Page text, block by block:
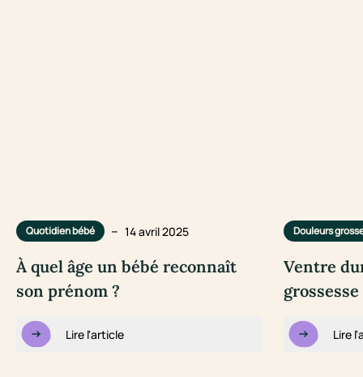
Quotidien bébé – 14 avril 2025
À quel âge un bébé reconnaît
son prénom ?
Lire l'article
Douleurs
Ventre
Lire